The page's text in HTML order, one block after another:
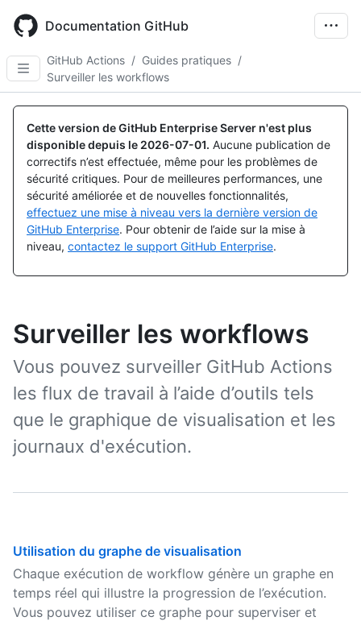
main
content
Documentation GitHub
GitHub Actions / Guides pratiques /
Surveiller les workflows
Cette version de GitHub Enterprise Server n'est plus
disponible depuis le 2026-07-01. Aucune publication de
correctifs n’est effectuée, même pour les problèmes de
sécurité critiques. Pour de meilleures performances, une
sécurité améliorée et de nouvelles fonctionnalités,
effectuez une mise à niveau vers la dernière version de
GitHub Enterprise. Pour obtenir de l’aide sur la mise à
niveau, contactez le support GitHub Enterprise.
Surveiller les workflows
Vous pouvez surveiller GitHub Actions
les flux de travail à l’aide d’outils tels
que le graphique de visualisation et les
journaux d'exécution.
Utilisation du graphe de visualisation
Chaque exécution de workflow génère un graphe en
temps réel qui illustre la progression de l’exécution.
Vous pouvez utiliser ce graphe pour superviser et